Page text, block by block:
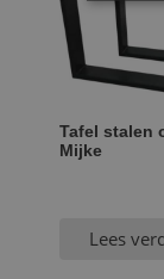
Tafel stalen
Mijke
Lees